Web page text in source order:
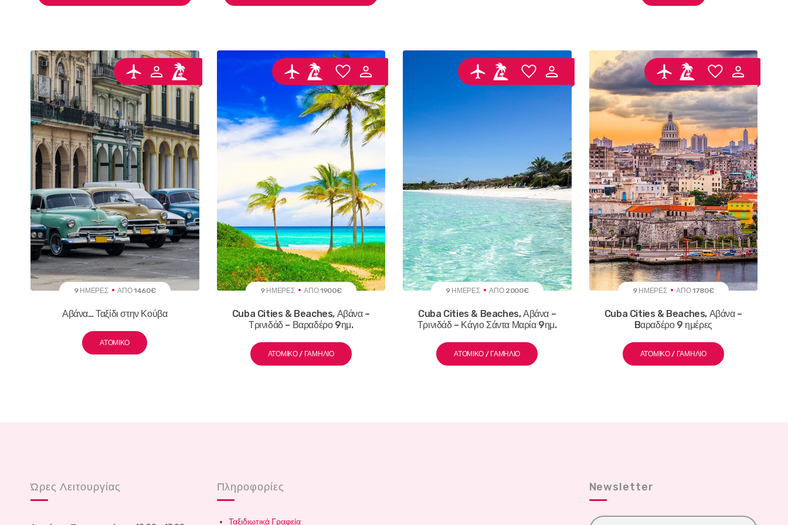
9 ΗΜΈΡΕΣ ΑΠΌ 1460€
Αβάνα… Ταξίδι στην Κούβα
ΑΤΟΜΙΚΌ
9 ΗΜΈΡΕΣ ΑΠΌ 1900€
Cuba Cities & Beaches, Αβάνα –
Τρινιδάδ – Βαραδέρο 9ημ.
ΑΤΟΜΙΚΌ / ΓΑΜΉΛΙΟ
9 ΗΜΈΡΕΣ ΑΠΌ 2000€
Cuba Cities & Beaches, Αβάνα –
Τρινιδάδ – Κάγιο Σάντα Μαρία 9ημ.
ΑΤΟΜΙΚΌ / ΓΑΜΉΛΙΟ
9 ΗΜΈΡΕΣ ΑΠΌ 1780€
Cuba Cities & Beaches, Αβάνα –
Bαραδέρο 9 ημέρες
ΑΤΟΜΙΚΌ / ΓΑΜΉΛΙΟ
Ώρες Λειτουργίας Πληροφορίες
Ταξιδιωτικά Γραφεία
Newsletter
E